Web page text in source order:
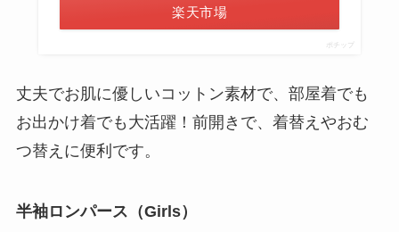
楽天市場
ポチップ
丈夫でお肌に優しいコットン素材で、部屋着でも
お出かけ着でも大活躍！前開きで、着替えやおむ
つ替えに便利です。
半袖ロンパース（Girls）